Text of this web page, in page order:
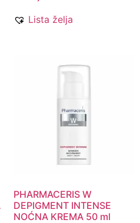
Lista želja
PHARMACERIS W
DEPIGMENT INTENSE
NOĆNA KREMA 50 ml